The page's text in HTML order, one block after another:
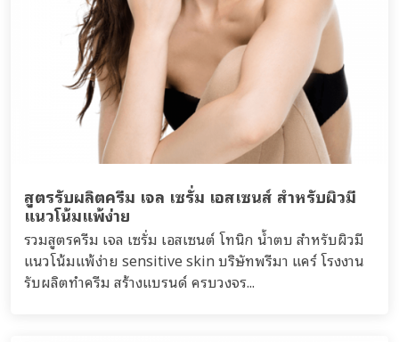
สูตรรับผลิตครีม เจล เซรั่ม เอสเซนส์ สำหรับผิวมี
แนวโน้มแพ้ง่าย
รวมสูตรครีม เจล เซรั่ม เอสเซนต์ โทนิก น้ำตบ สำหรับผิวมี
แนวโน้มแพ้ง่าย sensitive skin บริษัทพรีมา แคร์ โรงงาน
รับผลิตทำครีม สร้างแบรนด์ ครบวงจร...